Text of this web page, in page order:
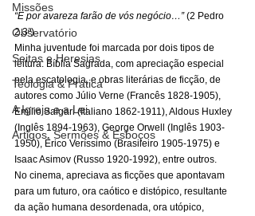
Missões
Observatório
Seitas e Heresias
Teologia & Prática
A Igreja e a Lei
Artigos, Sermões & Esboços
“E por avareza farão de vós negócio…” (2 Pedro
2.3ª)
Minha juventude foi marcada por dois tipos de
leitura: Bíblia Sagrada, com apreciação especial
pela escatologia, e obras literárias de ficção, de
autores como Júlio Verne (Francês 1828-1905),
Emílio Salgari (Italiano 1862-1911), Aldous Huxley
(Inglês 1894-1963), George Orwell (Inglês 1903-
1950), Érico Veríssimo (Brasileiro 1905-1975) e
Isaac Asimov (Russo 1920-1992), entre outros.
No cinema, apreciava as ficções que apontavam
para um futuro, ora caótico e distópico, resultante
da ação humana desordenada, ora utópico,